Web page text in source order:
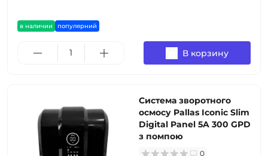
в наличии популярний
В корзину
Система зворотного
осмосу Pallas Iconic Slim
Digital Panel 5A 300 GPD
з помпою
0